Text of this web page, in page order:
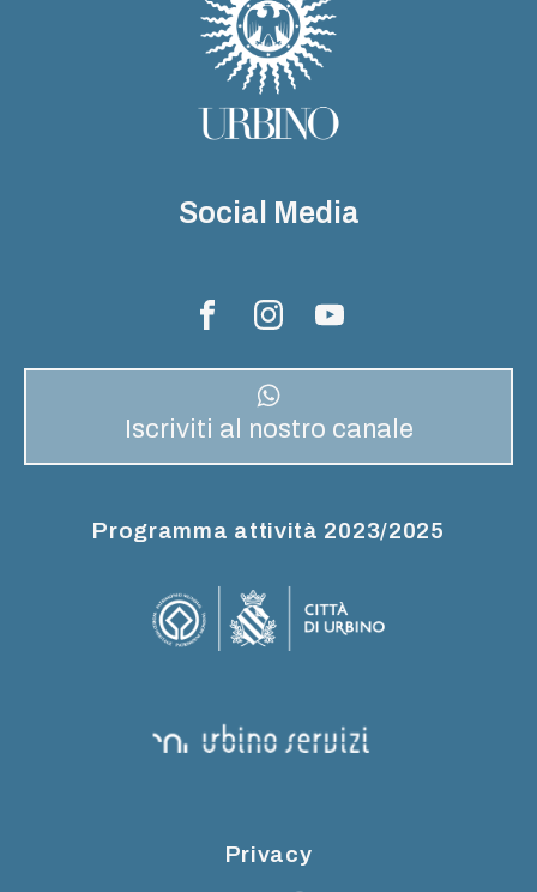
Social Media
Iscriviti al nostro canale
Programma attività 2023/2025
Privacy